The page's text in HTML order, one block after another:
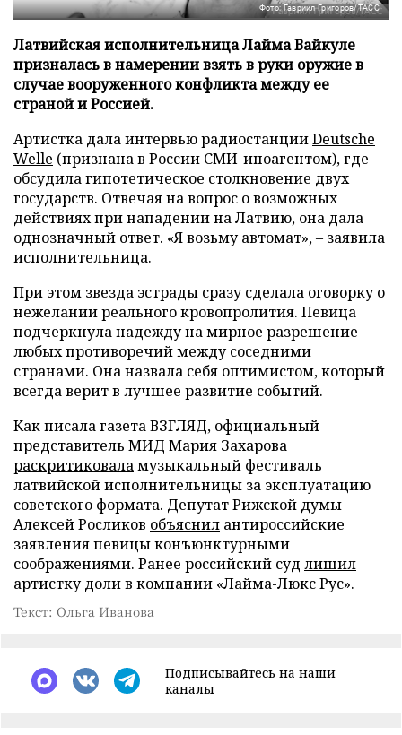
Фото: Гавриил Григоров/ТАСС
Латвийская исполнительница Лайма Вайкуле
призналась в намерении взять в руки оружие в
случае вооруженного конфликта между ее
страной и Россией.
Артистка дала интервью радиостанцииDeutsche
Welle (признана в России СМИ-иноагентом), где
обсудила гипотетическое столкновение двух
государств. Отвечая на вопрос о возможных
действиях при нападении на Латвию, она дала
однозначный ответ. «Я возьму автомат», – заявила
исполнительница.
При этом звезда эстрады сразу сделала оговорку о
нежелании реального кровопролития. Певица
подчеркнула надежду на мирное разрешение
любых противоречий между соседними
странами. Она назвала себя оптимистом, который
всегда верит в лучшее развитие событий.
Как писала газета ВЗГЛЯД, официальный
представитель МИД Мария Захарова
раскритиковаламузыкальный фестиваль
латвийской исполнительницы за эксплуатацию
советского формата. Депутат Рижской думы
Алексей Росликов объяснил антироссийские
заявления певицы конъюнктурными
соображениями. Ранее российский суд лишил
артистку доли в компании «Лайма-Люкс Рус».
Текст: Ольга Иванова
Подписывайтесь на наши
каналы